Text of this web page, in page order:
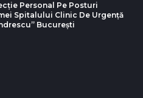
Personal Pe Posturi
Spitalului Clinic De Urgență
Bucureşti